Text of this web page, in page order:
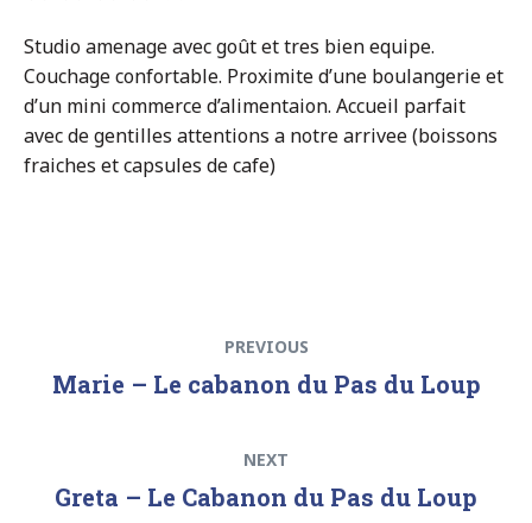
Studio amenage avec goût et tres bien equipe.
Couchage confortable. Proximite d’une boulangerie et
d’un mini commerce d’alimentaion. Accueil parfait
avec de gentilles attentions a notre arrivee (boissons
fraiches et capsules de cafe)
l’article
post:
PREVIOUS
Marie – Le cabanon du Pas du Loup
post:
NEXT
Greta – Le Cabanon du Pas du Loup